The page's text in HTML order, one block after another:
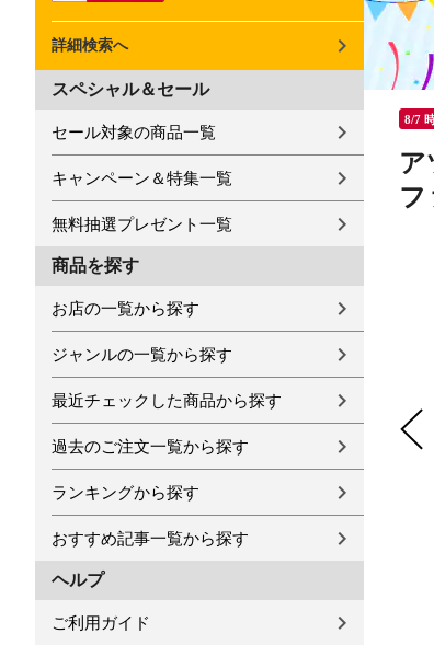
詳細検索へ
スペシャル＆セール
セール対象の商品一覧
キャンペーン＆特集一覧
無料抽選プレゼント一覧
商品を探す
お店の一覧から探す
ジャンルの一覧から探す
最近チェックした商品から探す
過去のご注文一覧から探す
ランキングから探す
おすすめ記事一覧から探す
ヘルプ
ご利用ガイド
8/7
ア
フ